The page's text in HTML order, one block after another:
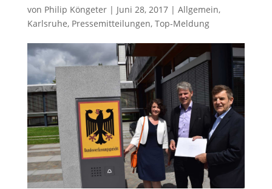
von Philip Köngeter| Juni 28, 2017| Allgemein,
Karlsruhe, Pressemitteilungen, Top-Meldung